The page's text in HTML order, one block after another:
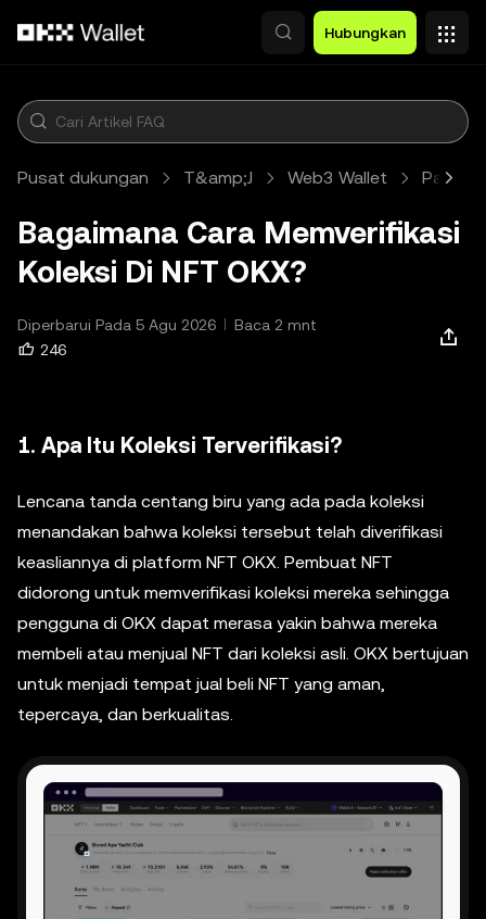
Hubungkan
Pusat dukungan T&amp;J Web3 Wallet Pasar
Bagaimana Cara Memverifikasi
Koleksi Di NFT OKX?
Diperbarui Pada 5 Agu 2026
Baca 2 mnt
246
1. Apa Itu Koleksi Terverifikasi?
Lencana tanda centang biru yang ada pada koleksi
menandakan bahwa koleksi tersebut telah diverifikasi
keasliannya di platform NFT OKX. Pembuat NFT
didorong untuk memverifikasi koleksi mereka sehingga
pengguna di OKX dapat merasa yakin bahwa mereka
membeli atau menjual NFT dari koleksi asli. OKX bertujuan
untuk menjadi tempat jual beli NFT yang aman,
tepercaya, dan berkualitas.